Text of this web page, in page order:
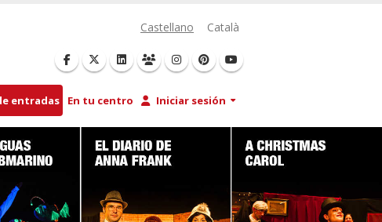
Castellano Català
entradas En tu centro Iniciar sesión